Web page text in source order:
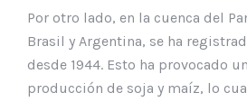
Por otro lado, en la cuenca del
Brasil y Argentina, se ha
desde 1944. Esto ha provocado
producción de soja y maíz, lo